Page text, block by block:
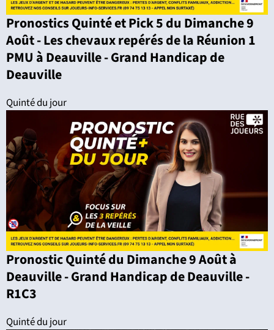
Pronostics Quinté et Pick 5 du Dimanche 9
Août - Les chevaux repérés de la Réunion 1
PMU à Deauville - Grand Handicap de
Deauville
Quinté du jour
Pronostic Quinté du Dimanche 9 Août à
Deauville - Grand Handicap de Deauville -
R1C3
Quinté du jour